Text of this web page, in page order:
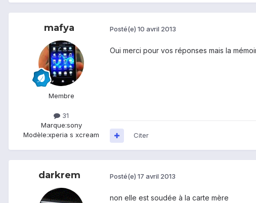
mafya
Membre
31
Marque:sony
Modèle:xperia s xcream
Posté(e) 10 avril 2013
Oui merci pour vos réponses mais la
Citer
darkrem Posté(e) 17 avril 2013
non elle est soudée à la carte mère